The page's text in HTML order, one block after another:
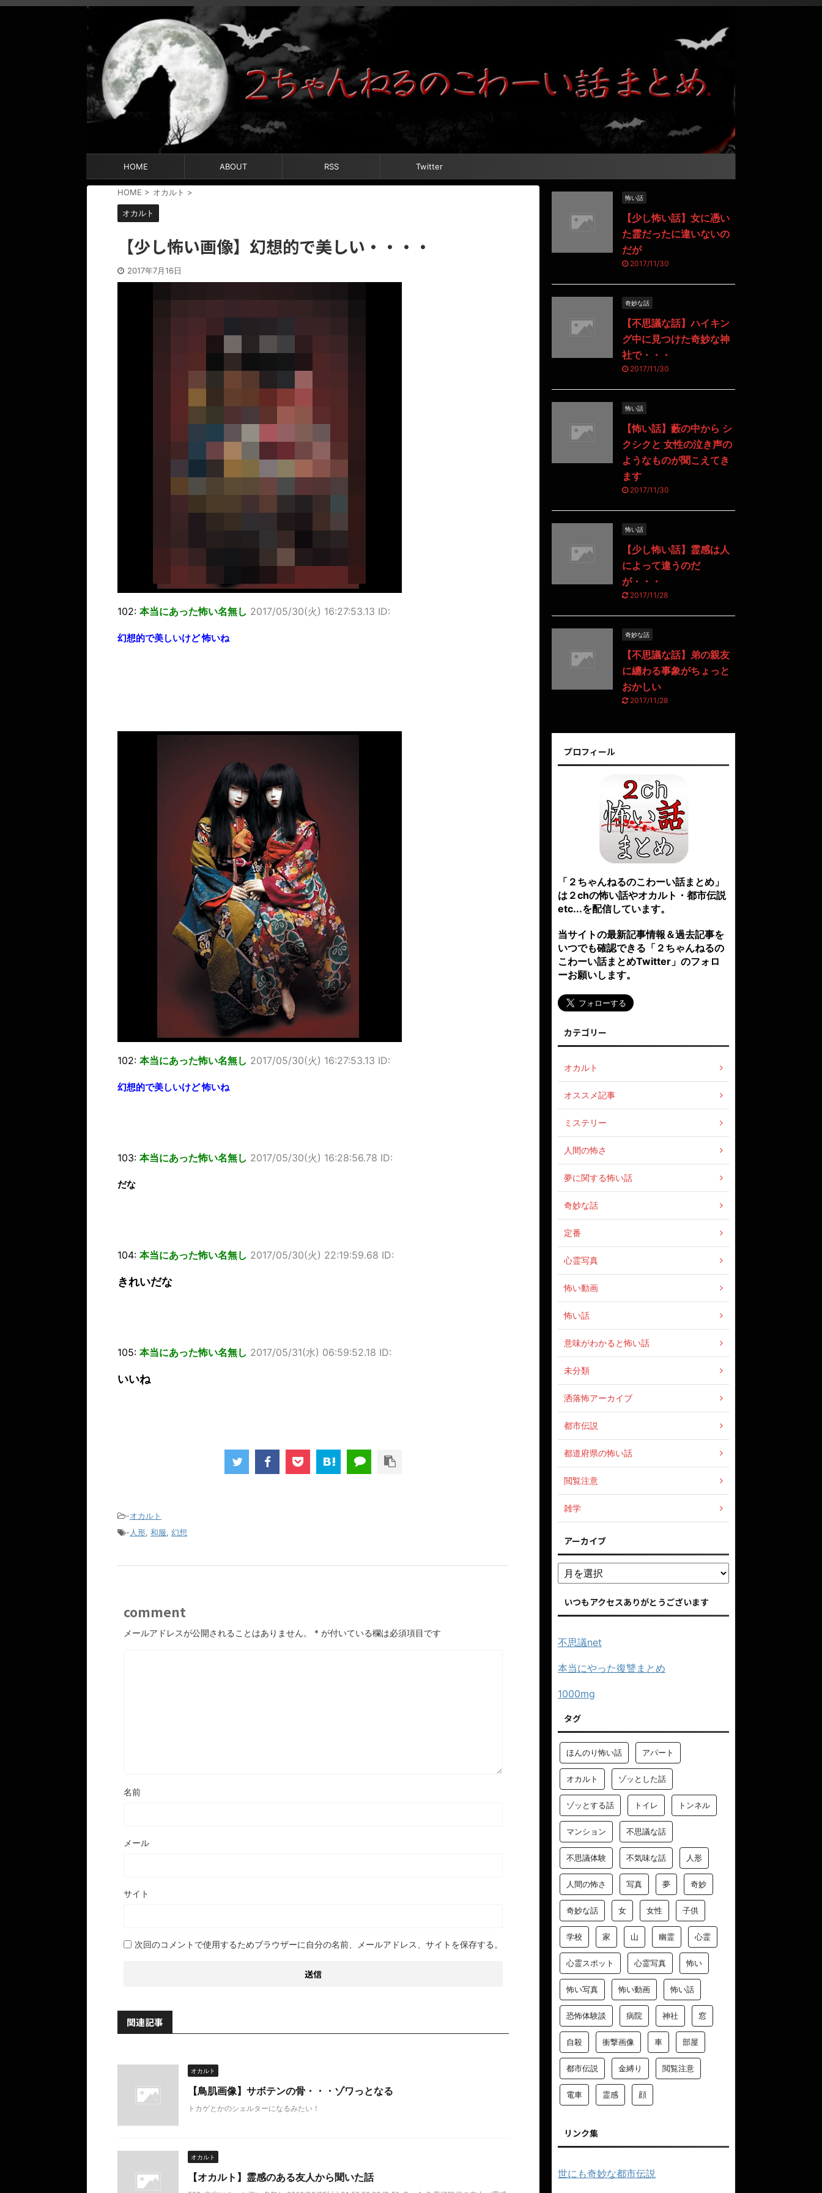
HOME ABOUT RSS Twitter
HOME > オカルト >
オカルト
【少し怖い画像】幻想的で美しい・・・・
2017年7月16日
102: 本当にあった怖い名無し 2017/05/30(火) 16:27:53.13 ID:
幻想的で美しいけど 怖いね
102: 本当にあった怖い名無し 2017/05/30(火) 16:27:53.13 ID:
幻想的で美しいけど 怖いね
103: 本当にあった怖い名無し 2017/05/30(火) 16:28:56.78 ID:
だな
104: 本当にあった怖い名無し 2017/05/30(火) 22:19:59.68 ID:
きれいだな
105: 本当にあった怖い名無し 2017/05/31(水) 06:59:52.18 ID:
いいね
-オカルト
- 人形, 和服, 幻想
comment
メールアドレスが公開されることはありません。 * が付いている欄は必須項目です
名前
メール
サイト
次回のコメントで使用するためブラウザーに自分の名前、メールアドレス、サイトを保存する。
関連記事
オカルト
【鳥肌画像】サボテンの骨・・・ゾワっとなる
トカゲとかのシェルターになるみたい！
オカルト
【オカルト】霊感のある友人から聞いた話
怖い話
【少し怖い話】女に憑い
た霊だったに違いないの
だが
2017/11/30
奇妙な話
【不思議な話】ハイキン
グ中に見つけた奇妙な神
社で・・・
2017/11/30
怖い話
【怖い話】藪の中から シ
クシクと 女性の泣き声の
ようなものが聞こえてき
ます
2017/11/30
怖い話
【少し怖い話】霊感は人
によって違うのだ
が・・・
2017/11/28
奇妙な話
【不思議な話】弟の親友
に纏わる事象がちょっと
おかしい
2017/11/28
プロフィール
「２ちゃんねるのこわーい話まとめ」
は２chの怖い話やオカルト・都市伝説
etc...を配信しています。
当サイトの最新記事情報＆過去記事を
いつでも確認できる「２ちゃんねるの
こわーい話まとめTwitter」のフォロ
ーお願いします。
カテゴリー
オカルト
オススメ記事
ミステリー
人間の怖さ
夢に関する怖い話
奇妙な話
定番
心霊写真
怖い動画
怖い話
意味がわかると怖い話
未分類
洒落怖アーカイブ
都市伝説
都道府県の怖い話
閲覧注意
雑学
アーカイブ
いつもアクセスありがとうございます
不思議net
本当にやった復讐まとめ
1000mg
タグ
ほんのり怖い話 アパート
オカルト ゾッとした話
ゾッとする話 トイレ トンネル
マンション 不思議な話
不思議体験 不気味な話 人形
人間の怖さ 写真 夢 奇妙
奇妙な話 女 女性 子供
学校 家 山 幽霊 心霊
心霊スポット 心霊写真 怖い
怖い写真 怖い動画 怖い話
恐怖体験談 病院 神社 窓
自殺 衝撃画像 車 部屋
都市伝説 金縛り 閲覧注意
電車 霊感 顔
リンク集
世にも奇妙な都市伝説